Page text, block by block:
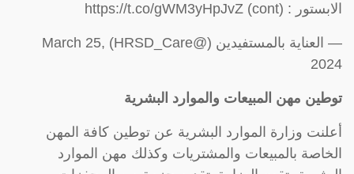
الابستور : (cont) https://t.co/gWM3yHpJvZ
— العناية بالمستفيدين (@HRSD_Care) March 25,
2024
توطين مهن المبيعات والموارد البشرية
أعلنت وزارة الموارد البشرية عن توطين كافة المهن
الخاصة بالمبيعات والمشتريات وكذلك مهن الموارد